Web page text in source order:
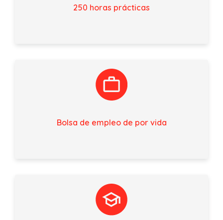
250 horas prácticas
Bolsa de empleo de por vida